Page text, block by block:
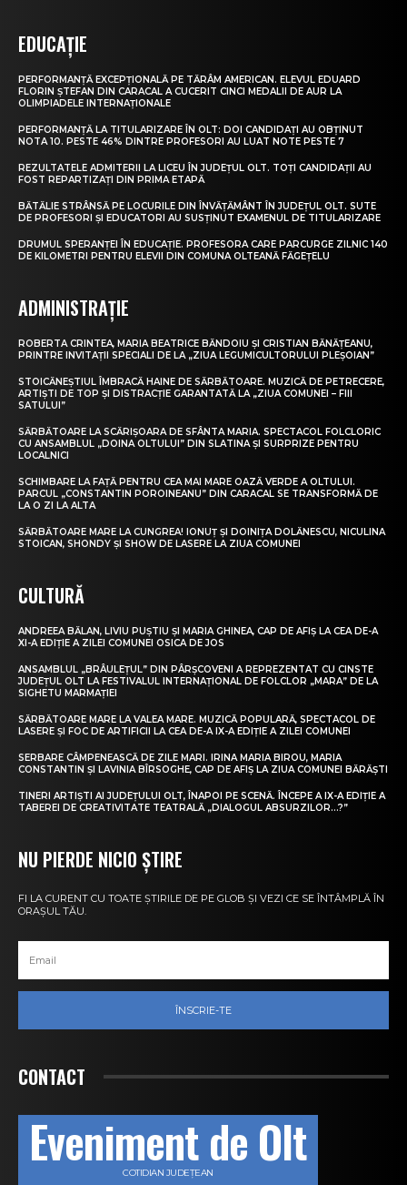
EDUCAȚIE
PERFORMANȚĂ EXCEPȚIONALĂ PE TĂRÂM AMERICAN. ELEVUL EDUARD
FLORIN ȘTEFAN DIN CARACAL A CUCERIT CINCI MEDALII DE AUR LA
OLIMPIADELE INTERNAȚIONALE
PERFORMANȚĂ LA TITULARIZARE ÎN OLT: DOI CANDIDAȚI AU OBȚINUT
NOTA 10. PESTE 46% DINTRE PROFESORI AU LUAT NOTE PESTE 7
REZULTATELE ADMITERII LA LICEU ÎN JUDEȚUL OLT. TOȚI CANDIDAȚII AU
FOST REPARTIZAȚI DIN PRIMA ETAPĂ
BĂTĂLIE STRÂNSĂ PE LOCURILE DIN ÎNVĂȚĂMÂNT ÎN JUDEȚUL OLT. SUTE
DE PROFESORI ȘI EDUCATORI AU SUSȚINUT EXAMENUL DE TITULARIZARE
DRUMUL SPERANȚEI ÎN EDUCAȚIE. PROFESORA CARE PARCURGE ZILNIC 140
DE KILOMETRI PENTRU ELEVII DIN COMUNA OLTEANĂ FĂGEȚELU
ADMINISTRAȚIE
ROBERTA CRINTEA, MARIA BEATRICE BĂNDOIU ȘI CRISTIAN BĂNĂȚEANU,
PRINTRE INVITAȚII SPECIALI DE LA „ZIUA LEGUMICULTORULUI PLEȘOIAN”
STOICĂNEȘTIUL ÎMBRACĂ HAINE DE SĂRBĂTOARE. MUZICĂ DE PETRECERE,
ARTIȘTI DE TOP ȘI DISTRACȚIE GARANTATĂ LA „ZIUA COMUNEI – FIII
SATULUI”
SĂRBĂTOARE LA SCĂRIȘOARA DE SFÂNTA MARIA. SPECTACOL FOLCLORIC
CU ANSAMBLUL „DOINA OLTULUI” DIN SLATINA ȘI SURPRIZE PENTRU
LOCALNICI
SCHIMBARE LA FAȚĂ PENTRU CEA MAI MARE OAZĂ VERDE A OLTULUI.
PARCUL „CONSTANTIN POROINEANU” DIN CARACAL SE TRANSFORMĂ DE
LA O ZI LA ALTA
SĂRBĂTOARE MARE LA CUNGREA! IONUȚ ȘI DOINIȚA DOLĂNESCU, NICULINA
STOICAN, SHONDY ȘI SHOW DE LASERE LA ZIUA COMUNEI
CULTURĂ
ANDREEA BĂLAN, LIVIU PUȘTIU ȘI MARIA GHINEA, CAP DE AFIȘ LA CEA DE-A
XI-A EDIȚIE A ZILEI COMUNEI OSICA DE JOS
ANSAMBLUL „BRÂULEȚUL” DIN PÂRȘCOVENI A REPREZENTAT CU CINSTE
JUDEȚUL OLT LA FESTIVALUL INTERNAȚIONAL DE FOLCLOR „MARA” DE LA
SIGHETU MARMAȚIEI
SĂRBĂTOARE MARE LA VALEA MARE. MUZICĂ POPULARĂ, SPECTACOL DE
LASERE ȘI FOC DE ARTIFICII LA CEA DE-A IX-A EDIȚIE A ZILEI COMUNEI
SERBARE CÂMPENEASCĂ DE ZILE MARI. IRINA MARIA BIROU, MARIA
CONSTANTIN ȘI LAVINIA BÎRSOGHE, CAP DE AFIȘ LA ZIUA COMUNEI BĂRĂȘTI
TINERI ARTIȘTI AI JUDEȚULUI OLT, ÎNAPOI PE SCENĂ. ÎNCEPE A IX-A EDIȚIE A
TABEREI DE CREATIVITATE TEATRALĂ „DIALOGUL ABSURZILOR…?”
NU PIERDE NICIO ȘTIRE
FI LA CURENT CU TOATE ȘTIRILE DE PE GLOB ȘI VEZI CE SE ÎNTÂMPLĂ ÎN
ORAȘUL TĂU.
ÎNSCRIE-TE
CONTACT
Eveniment de Olt
COTIDIAN JUDEȚEAN